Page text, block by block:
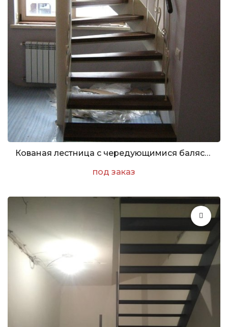
Кованая лестница с чередующимися балясинами
под заказ